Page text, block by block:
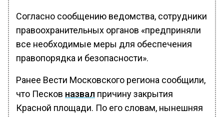
Согласно сообщению ведомства, сотрудники
правоохранительных органов «предприняли
все необходимые меры для обеспечения
правопорядка и безопасности».
Ранее Вести Московского региона сообщили,
что Песков назвал причину закрытия
Красной площади. По его словам, нынешняя